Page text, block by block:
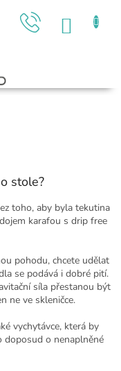
stole?
toho, aby byla tekutina
karafou s drip free
pohodu, chcete udělat
se podává i dobré pití.
síla přestanou být
ne ve skleničce.
vychytávce, která by
doposud o nenaplněné